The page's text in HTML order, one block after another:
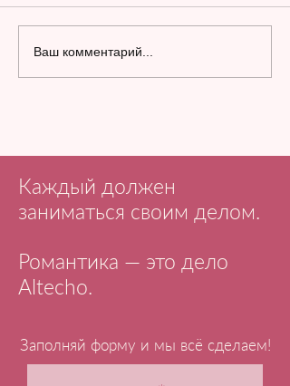
Ваш комментарий...
Каждый должен
заниматься своим делом.
Романтика — это дело
Altecho.
Заполняй форму и мы всё сделаем!